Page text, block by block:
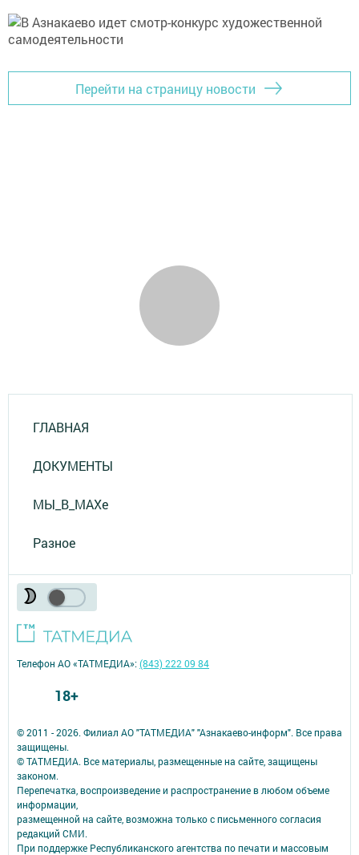
Перейти на страницу новости
ГЛАВНАЯ
ДОКУМЕНТЫ
МЫ_В_MAXе
Разное
© 2011 - 2026. Филиал АО "ТАТМЕДИА" "Азнакаево-информ". Все права
защищены.
© ТАТМЕДИА. Все материалы, размещенные на сайте, защищены
законом.
Перепечатка, воспроизведение и распространение в любом объеме
информации,
размещенной на сайте, возможна только с письменного согласия
редакций СМИ.
При поддержке Республиканского агентства по печати и массовым
Телефон АО «ТАТМЕДИА»:(843) 222 09 84
18+